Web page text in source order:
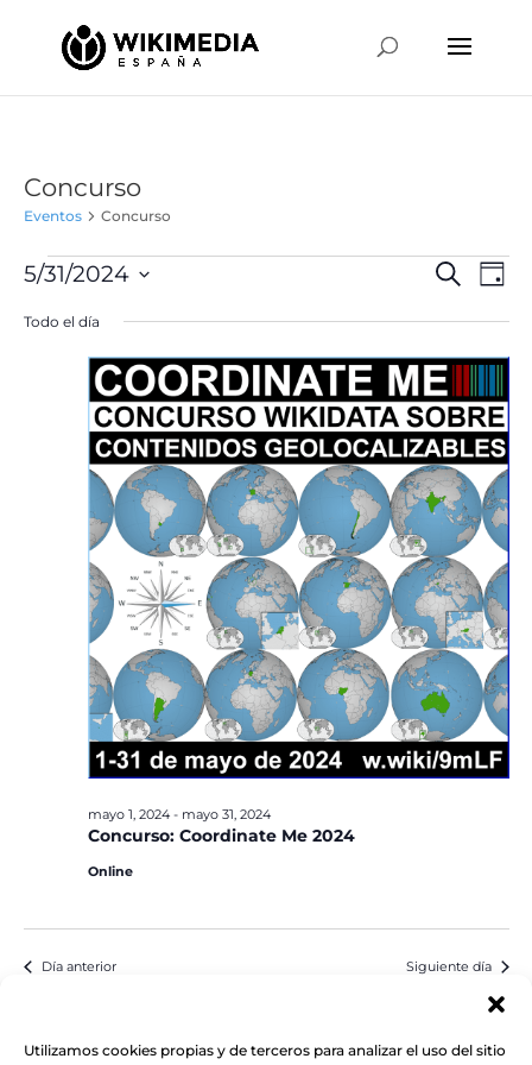
Utilizamos cookies propias y de terceros para analizar el uso del sitio
Concurso
Eventos Concurso
Eventos
mayo
2024
y
vistas
de
Buscar
de
Día
5/31/2024
la
Todo el día
Concurso: Coordinate Me 2024
mayo 1, 2024- mayo 31, 2024
Online
Día anterior Siguiente día